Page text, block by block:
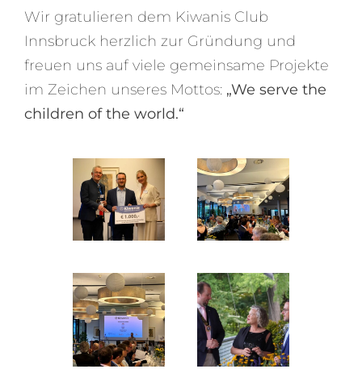
Wir gratulieren dem Kiwanis Club
Innsbruck herzlich zur Gründung und
freuen uns auf viele gemeinsame Projekte
im Zeichen unseres Mottos: „We serve the
children of the world.“